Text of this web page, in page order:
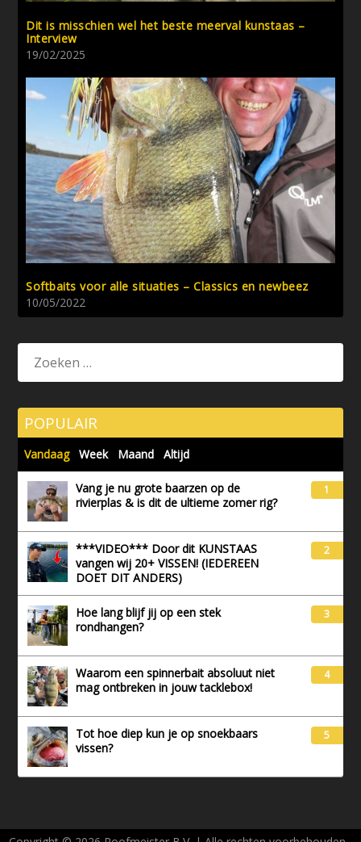
Dit is misschien wel het beste meerval kunstaas –
Interview
19/02/2025
Softbaits voor alle situaties – Classics en newbeez
10/05/2022
POPULAIR
Vandaag Week Maand Altijd
Vang je nu grote baarzen op de
rivierplas & is dit de ultieme zomer rig?
1
***VIDEO*** Door dit KUNSTAAS
vangen wij 20+ VISSEN! (IEDEREEN
DOET DIT ANDERS)
2
Hoe lang blijf jij op een stek
rondhangen?
3
Waarom een spinnerbait absoluut niet
mag ontbreken in jouw tacklebox!
4
Tot hoe diep kun je op snoekbaars
vissen?
5